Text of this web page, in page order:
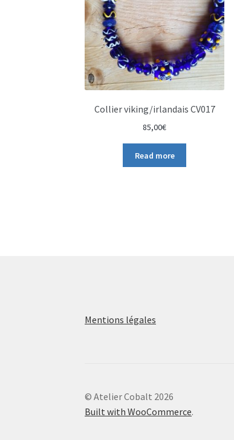
Collier viking/irlandais CV017
85,00€
Read more
Mentions légales
© Atelier Cobalt 2026
Built with WooCommerce.